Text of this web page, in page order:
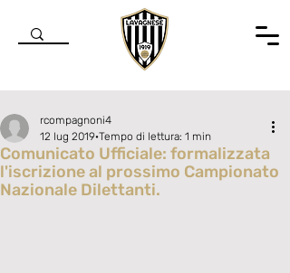
Comunicato Ufficiale: formalizzata
l'iscrizione al prossimo Campionato
Nazionale Dilettanti.
rcompagnoni4
12 lug 2019 Tempo di lettura: 1 min